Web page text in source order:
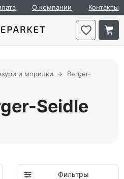
О компании Контакты
и морилки
Berger-
Seidle
Фильтры